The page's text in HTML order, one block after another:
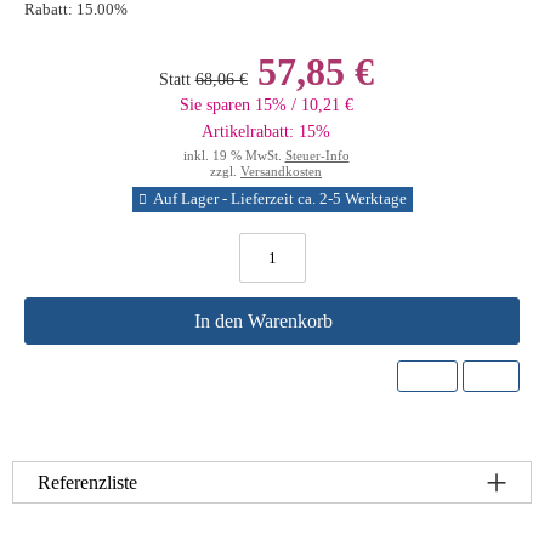
Rabatt: 15.00%
Statt 68,06 €57,85 €
Sie sparen 15% / 10,21 €
Artikelrabatt: 15%
inkl. 19 % MwSt. Steuer-Info
zzgl. Versandkosten
Auf Lager - Lieferzeit ca. 2-5 Werktage
In den Warenkorb
Referenzliste